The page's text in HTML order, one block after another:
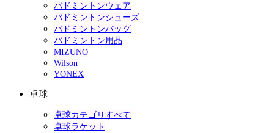
バドミントンウェア
バドミントンシューズ
バドミントンバッグ
バドミントン用品
MIZUNO
Wilson
YONEX
卓球
卓球カテゴリすべて
卓球ラケット